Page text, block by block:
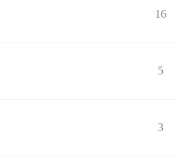
16
5
3